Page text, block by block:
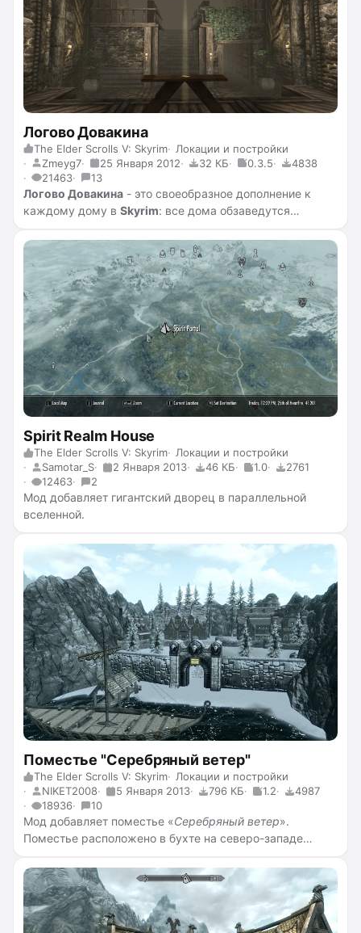
уютный камин.
Логово Довакина
The Elder Scrolls V: Skyrim
Локации и постройки
Zmeyg7
25 Января 2012 32 КБ 0.3.5
4838
21463
13
Логово Довакина - это своеобразное дополнение к
каждому дому в Skyrim: все дома обзаведутся
просторный, с различными удобствами и обширной
областью для декорирования. Общий вид выглядит как
некое "убежище", где каждый найдёт себе занятие по
душе, будь то алхимическое, кузнечное либо
ремесленное дело.
Spirit Realm House
The Elder Scrolls V: Skyrim
Локации и постройки
Samotar_S
2 Января 2013 46 КБ 1.0
2761
12463
2
Мод добавляет гигантский дворец в параллельной
вселенной.
Поместье "Серебряный ветер"
The Elder Scrolls V: Skyrim
Локации и постройки
NIKET2008
5 Января 2013 796 КБ 1.2
4987
18936
10
Мод добавляет поместье «Серебряный ветер».
Поместье расположено в бухте на северо-западе
в поместье можно изДанстара. На пристани есть
табличка, которая поможет добраться до острова.